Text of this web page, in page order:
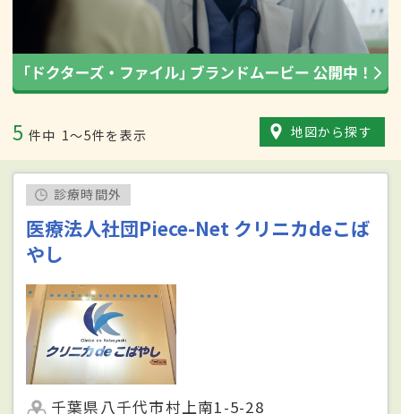
5 件中 1〜5件を表示 地図から探す
診療時間外
医療法人社団Piece-Net クリニカdeこば
やし
千葉県八千代市村上南1-5-28